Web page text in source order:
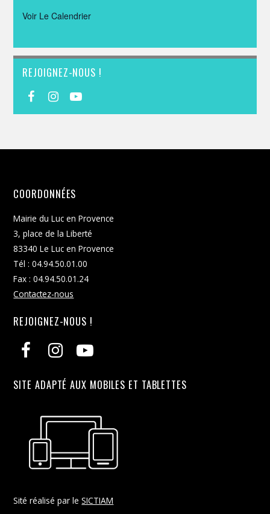
Voir Le Calendrier
REJOIGNEZ-NOUS !
COORDONNÉES
Mairie du Luc en Provence
3, place de la Liberté
83340 Le Luc en Provence
Tél : 04.94.50.01.00
Fax : 04.94.50.01.24
Contactez-nous
REJOIGNEZ-NOUS !
SITE ADAPTÉ AUX MOBILES ET TABLETTES
Sité réalisé par leSICTIAM